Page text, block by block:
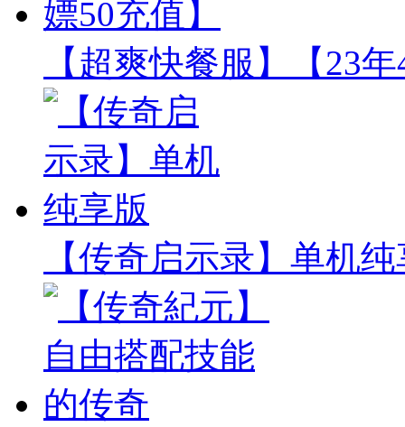
【超爽快餐服】【23
【传奇启示录】单机